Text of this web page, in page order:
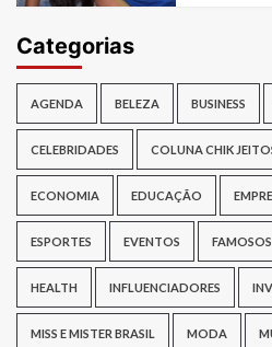
Categorias
AGENDA BELEZA BUSINESS
CELEBRIDADES COLUNA CHIK
ECONOMIA EDUCAÇÃO
ESPORTES EVENTOS FAMOSOS
HEALTH INFLUENCIADORES
MISS E MISTER BRASIL MODA